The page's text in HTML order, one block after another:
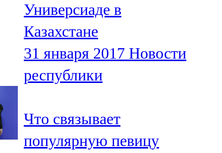
Универсиаде в
Казахстане
31 января 2017 Новости
республики
Что связывает
популярную певицу